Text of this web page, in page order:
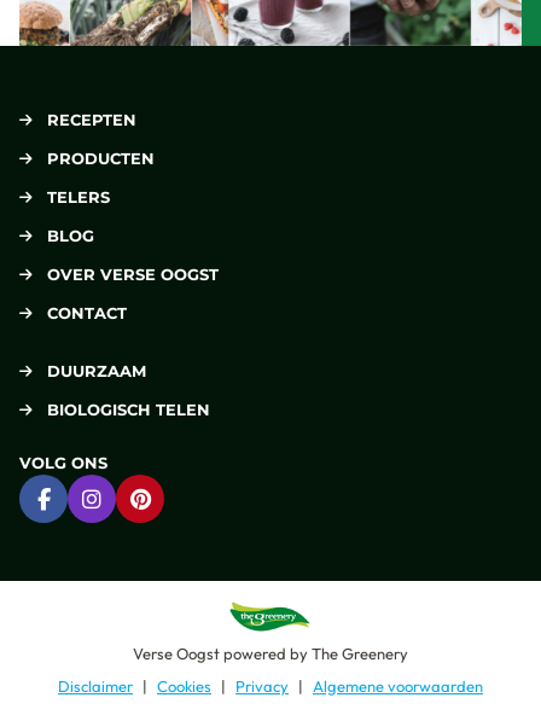
RECEPTEN
PRODUCTEN
TELERS
BLOG
OVER VERSE OOGST
CONTACT
DUURZAAM
BIOLOGISCH TELEN
VOLG ONS
Ga naar Facebook
Ga naar Instagram
Ga naar Pinterest
Verse Oogstpowered byThe Greenery
Disclaimer
Cookies Privacy Algemene voorwaarden